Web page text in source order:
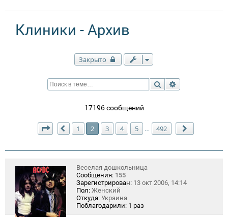
Клиники - Архив
Закрыто
Поиск
17196 сообщений
Страница из 492
Пред.
1 2 3 4 5 … 492
Веселая дошкольница
Сообщения: 155
Зарегистрирован: 13 окт 2006, 14:14
Пол: Женский
Откуда: Украина
Поблагодарили: 1 раз